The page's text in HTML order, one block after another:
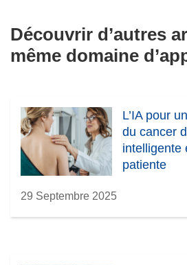
e
)
Découvrir d’autres
même domaine
L’IA pour
du cancer
intelligente
patiente
29 Septembre 2025